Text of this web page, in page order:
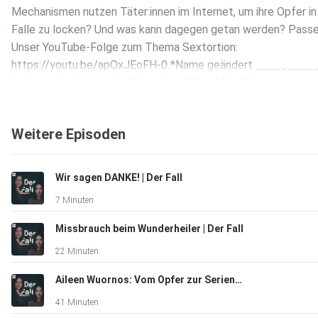
Mechanismen nutzen Täter:innen im Internet, um ihre Opfer
Falle zu locken? Und was kann dagegen getan werden?
Unser YouTube-Folge zum Thema Sextortion:
https://youtu.be/apOxJEoFH-0 *Name geändert
https://open.spotify.com/show/
Sarah Koldehoff Schnitt: Joachim Leyh Grafik: Pauline Branke
Redaktion funk/ZDF: Vivien Hartmann, Anne Höhn, Lilly
Franziska Kues Eine Produktion von LOOKS Media GmbH für
Zusammenarbeit mit frontal. _______________ Brauchst du
findest du Beratungsstellen: TelefonSeelsorge 0800
Depressionshilfe 0800 3344533 (kostenfrei):
https://www.deutsche-depressionshilfe.de
Weitere Episoden
Wir sagen DANKE! | Der Fall
7 Minuten
Missbrauch beim Wunderheiler | Der Fall
22 Minuten
Aileen Wuornos: Vom Opfer zur Serienmörderin | Der Fall
41 Minuten